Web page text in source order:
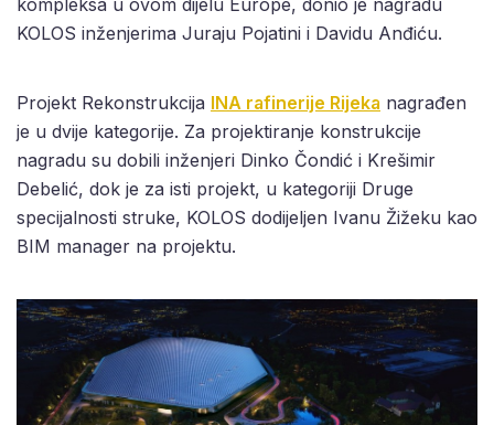
kompleksa u ovom dijelu Europe, donio je nagradu
KOLOS inženjerima Juraju Pojatini i Davidu Anđiću.
Projekt Rekonstrukcija INA rafinerije Rijeka nagrađen
je u dvije kategorije. Za projektiranje konstrukcije
nagradu su dobili inženjeri Dinko Čondić i Krešimir
Debelić, dok je za isti projekt, u kategoriji Druge
specijalnosti struke, KOLOS dodijeljen Ivanu Žižeku kao
BIM manager na projektu.